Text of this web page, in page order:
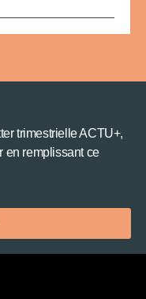
trimestrielle ACTU+,
en remplissant ce